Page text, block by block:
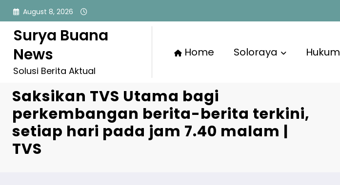
Skip
content
August 8, 2026
Surya Buana
News
Solusi Berita Aktual
Home Soloraya Hukum
Saksikan TVS Utama bagi
perkembangan berita-berita terkini,
setiap hari pada jam 7.40 malam |
TVS